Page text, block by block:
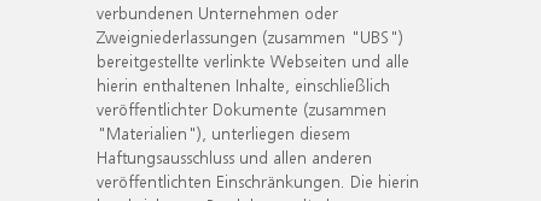
verbundenen Unternehmen oder
Zweigniederlassungen (zusammen "UBS")
bereitgestellte verlinkte Webseiten und alle
hierin enthaltenen Inhalte, einschließlich
veröffentlichter Dokumente (zusammen
"Materialien"), unterliegen diesem
Haftungsausschluss und allen anderen
veröffentlichten Einschränkungen. Die hierin